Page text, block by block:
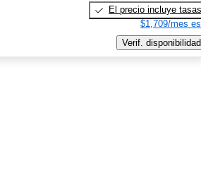
El precio incluye tasas
$1,709/mes
Verif. disponibilidad